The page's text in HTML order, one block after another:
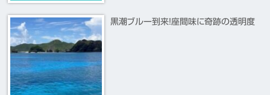
黒潮ブルー到来！座間味に奇跡の透明度